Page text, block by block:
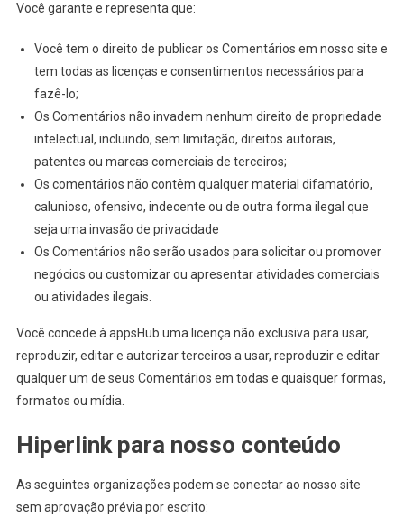
Você garante e representa que:
Você tem o direito de publicar os Comentários em nosso site e
tem todas as licenças e consentimentos necessários para
fazê-lo;
Os Comentários não invadem nenhum direito de propriedade
intelectual, incluindo, sem limitação, direitos autorais,
patentes ou marcas comerciais de terceiros;
Os comentários não contêm qualquer material difamatório,
calunioso, ofensivo, indecente ou de outra forma ilegal que
seja uma invasão de privacidade
Os Comentários não serão usados para solicitar ou promover
negócios ou customizar ou apresentar atividades comerciais
ou atividades ilegais.
Você concede à appsHub uma licença não exclusiva para usar,
reproduzir, editar e autorizar terceiros a usar, reproduzir e editar
qualquer um de seus Comentários em todas e quaisquer formas,
formatos ou mídia.
Hiperlink para nosso conteúdo
As seguintes organizações podem se conectar ao nosso site
sem aprovação prévia por escrito: